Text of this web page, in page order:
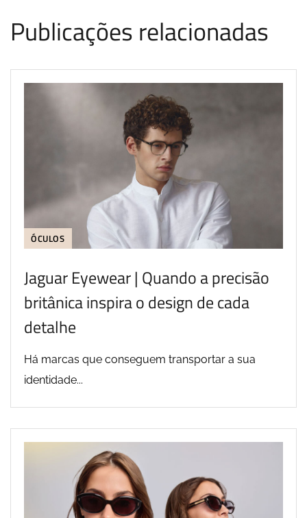
Publicações relacionadas
ÓCULOS
Jaguar Eyewear | Quando a precisão
britânica inspira o design de cada
detalhe
Há marcas que conseguem transportar a sua
identidade...